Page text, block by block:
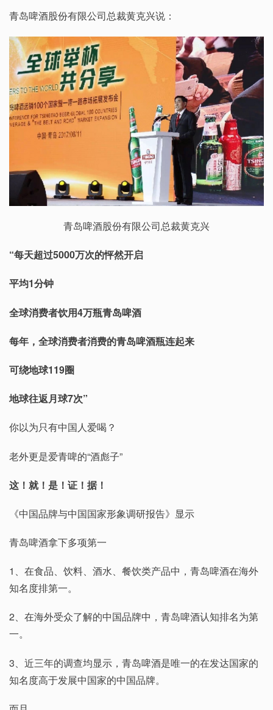
青岛啤酒股份有限公司总裁黄克兴说：
青岛啤酒股份有限公司总裁黄克兴
“每天超过5000万次的怦然开启
平均1分钟
全球消费者饮用4万瓶青岛啤酒
每年，全球消费者消费的青岛啤酒瓶连起来
可绕地球119圈
地球往返月球7次”
你以为只有中国人爱喝？
老外更是爱青啤的“酒彪子”
这！就！是！证！据！
《中国品牌与中国国家形象调研报告》显示
青岛啤酒拿下多项第一
1、在食品、饮料、酒水、餐饮类产品中，青岛啤酒在海外
知名度排第一。
2、在海外受众了解的中国品牌中，青岛啤酒认知排名为第
一。
3、近三年的调查均显示，青岛啤酒是唯一的在发达国家的
知名度高于发展中国家的中国品牌。